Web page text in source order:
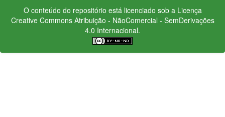
O conteúdo do repositório está licenciado sob a Licença
Creative CommonsAtribuição - NãoComercial - SemDerivações
4.0 Internacional.